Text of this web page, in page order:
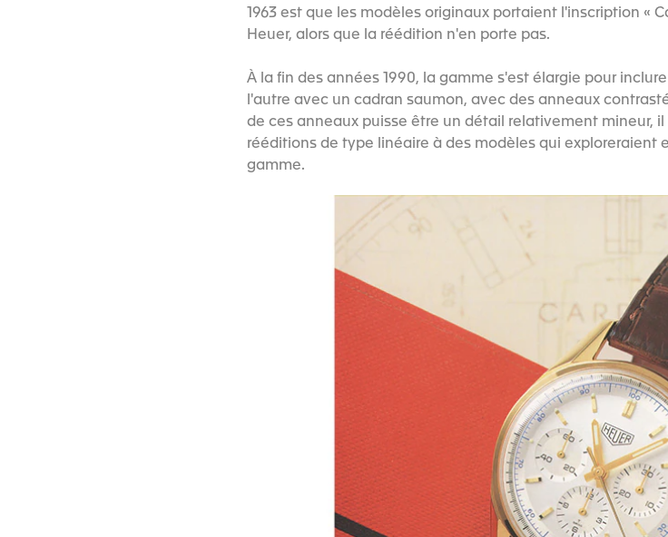
1963 est que les modèles originaux portaient l'inscription «
Heuer, alors que la réédition n'en porte pas.
À la fin des années 1990, la gamme s'est élargie pour
l'autre avec un cadran saumon, avec des anneaux
de ces anneaux puisse être un détail relativement mineur,
rééditions de type linéaire à des modèles qui
gamme.